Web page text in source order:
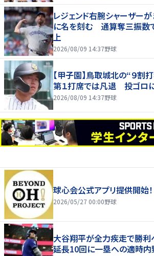
レジェンド右腕シャーザー
に名を刻む 通算奪三振数
上
2026/08/09 14:37野球
【甲子園】鳥取城北の“９
第１打席では凡退 投ゴロ
2026/08/09 14:37野球
球心会公式アプリ提供開始！
2026/05/27 00:00野球
大谷翔平が全力疾走で勝利
延長10回に一塁への適時